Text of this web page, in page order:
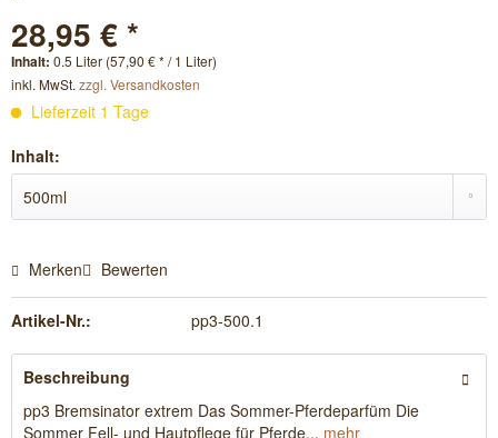
28,95 € *
Inhalt: 0.5 Liter (57,90 € * / 1 Liter)
inkl. MwSt. zzgl. Versandkosten
Lieferzeit 1 Tage
Inhalt:
Merken Bewerten
Artikel-Nr.: pp3-500.1
Beschreibung
pp3 Bremsinator extrem Das Sommer-Pferdeparfüm Die
Sommer Fell- und Hautpflege für Pferde... mehr